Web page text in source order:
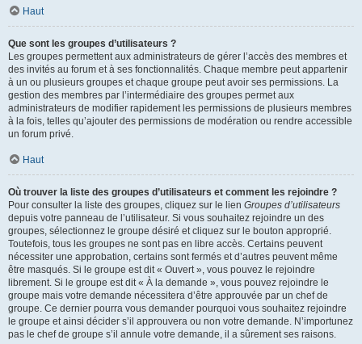
Haut
Que sont les groupes d’utilisateurs ?
Les groupes permettent aux administrateurs de gérer l’accès des membres et
des invités au forum et à ses fonctionnalités. Chaque membre peut appartenir
à un ou plusieurs groupes et chaque groupe peut avoir ses permissions. La
gestion des membres par l’intermédiaire des groupes permet aux
administrateurs de modifier rapidement les permissions de plusieurs membres
à la fois, telles qu’ajouter des permissions de modération ou rendre accessible
un forum privé.
Haut
Où trouver la liste des groupes d’utilisateurs et comment les rejoindre ?
Pour consulter la liste des groupes, cliquez sur le lien Groupes d’utilisateurs
depuis votre panneau de l’utilisateur. Si vous souhaitez rejoindre un des
groupes, sélectionnez le groupe désiré et cliquez sur le bouton approprié.
Toutefois, tous les groupes ne sont pas en libre accès. Certains peuvent
nécessiter une approbation, certains sont fermés et d’autres peuvent même
être masqués. Si le groupe est dit « Ouvert », vous pouvez le rejoindre
librement. Si le groupe est dit « À la demande », vous pouvez rejoindre le
groupe mais votre demande nécessitera d’être approuvée par un chef de
groupe. Ce dernier pourra vous demander pourquoi vous souhaitez rejoindre
le groupe et ainsi décider s’il approuvera ou non votre demande. N’importunez
pas le chef de groupe s’il annule votre demande, il a sûrement ses raisons.